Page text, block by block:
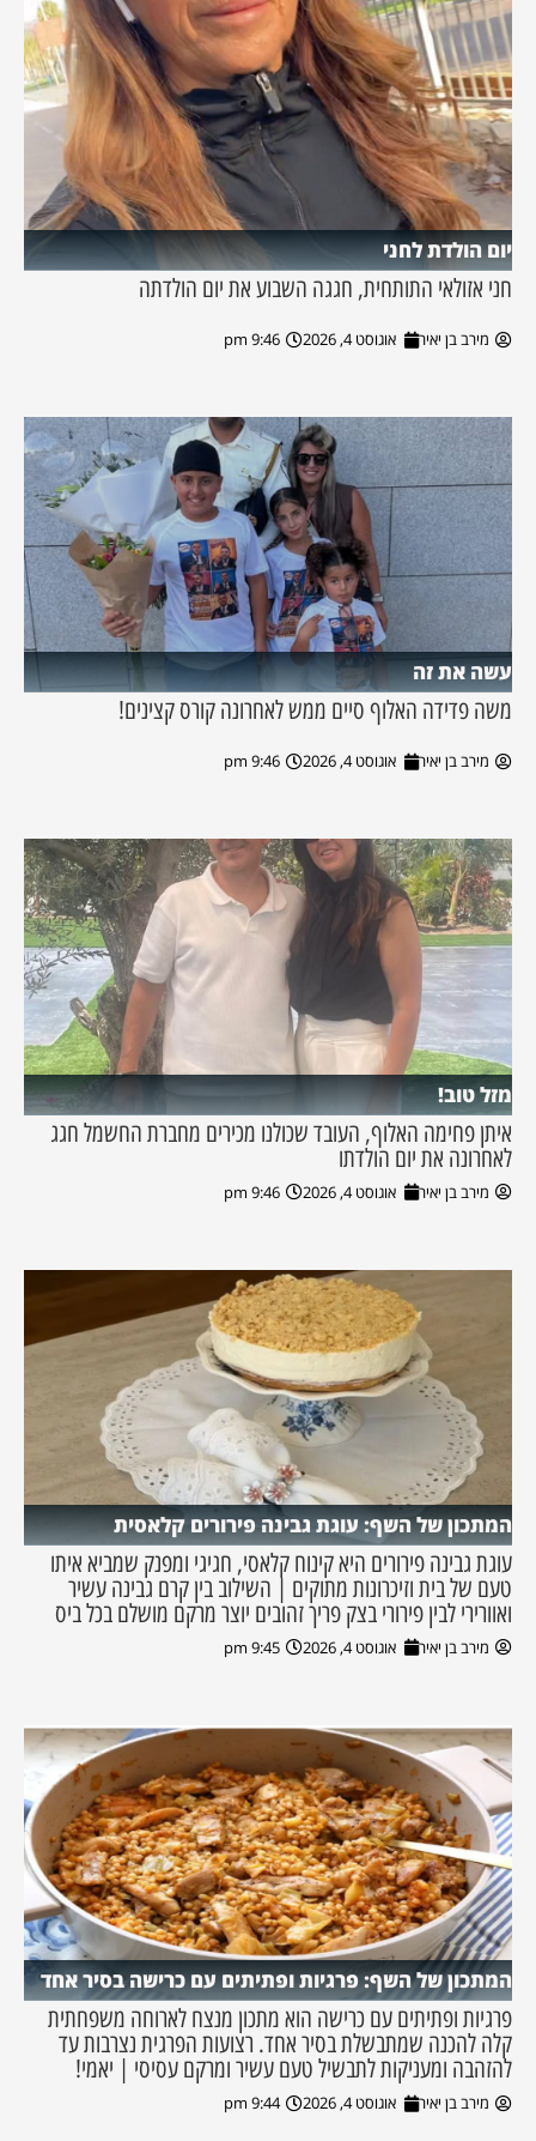
יום הולדת לחני
חני אזולאי התותחית, חגגה השבוע את יום הולדתה
מירב בן יאיר אוגוסט 4, 2026 9:46 pm
עשה את זה
משה פדידה האלוף סיים ממש לאחרונה קורס קצינים!
מירב בן יאיר אוגוסט 4, 2026 9:46 pm
מזל טוב!
איתן פחימה האלוף, העובד שכולנו מכירים מחברת החשמל חגג
לאחרונה את יום הולדתו
מירב בן יאיר אוגוסט 4, 2026 9:46 pm
המתכון של השף: עוגת גבינה פירורים קלאסית
עוגת גבינה פירורים היא קינוח קלאסי, חגיגי ומפנק שמביא איתו
טעם של בית וזיכרונות מתוקים | השילוב בין קרם גבינה עשיר
ואוורירי לבין פירורי בצק פריך זהובים יוצר מרקם מושלם בכל ביס
מירב בן יאיר אוגוסט 4, 2026 9:45 pm
המתכון של השף: פרגיות ופתיתים עם כרישה בסיר אחד
פרגיות ופתיתים עם כרישה הוא מתכון מנצח לארוחה משפחתית
קלה להכנה שמתבשלת בסיר אחד. רצועות הפרגית נצרבות עד
להזהבה ומעניקות לתבשיל טעם עשיר ומרקם עסיסי | יאמי!
מירב בן יאיר אוגוסט 4, 2026 9:44 pm